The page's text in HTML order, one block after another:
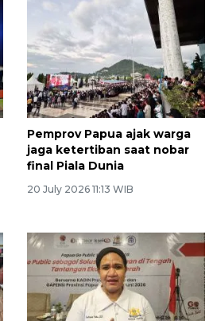
Pemprov Papua ajak warga
jaga ketertiban saat nobar
final Piala Dunia
20 July 2026 11:13 WIB